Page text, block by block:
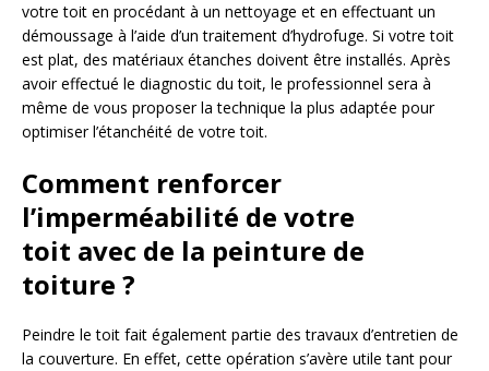
votre toit en procédant à un nettoyage et en effectuant un
démoussage à l’aide d’un traitement d’hydrofuge. Si votre toit
est plat, des matériaux étanches doivent être installés. Après
avoir effectué le diagnostic du toit, le professionnel sera à
même de vous proposer la technique la plus adaptée pour
optimiser l’étanchéité de votre toit.
Comment renforcer
l’imperméabilité de votre
toit avec de la peinture de
toiture ?
Peindre le toit fait également partie des travaux d’entretien de
la couverture. En effet, cette opération s’avère utile tant pour